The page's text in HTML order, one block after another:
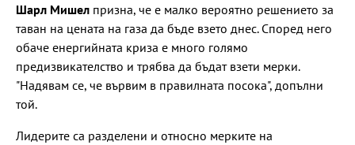
Шарл Мишел призна, че е малко вероятно решението за
таван на цената на газа да бъде взето днес. Според него
обаче енергийната криза е много голямо
предизвикателство и трябва да бъдат взети мерки.
"Надявам се, че вървим в правилната посока", допълни
той.
Лидерите са разделени и относно мерките на